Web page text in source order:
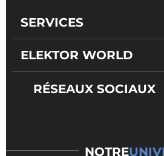
SERVICES
ELEKTOR WORLD
RÉSEAUX SOCIAUX
NOTRE